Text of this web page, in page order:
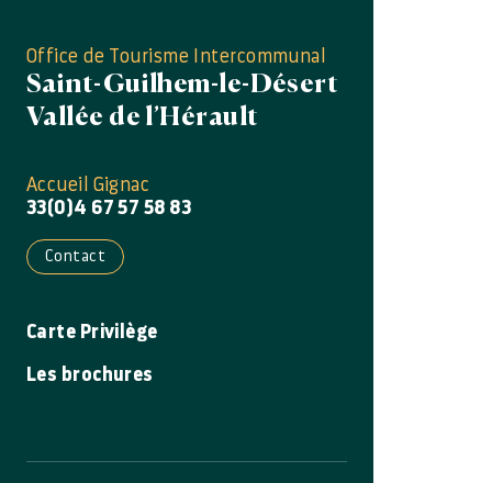
Office de Tourisme Intercommunal
Saint-Guilhem-le-Désert
Vallée de l’Hérault
Accueil Gignac
33(0)4 67 57 58 83
Contact
Carte Privilège
Les brochures